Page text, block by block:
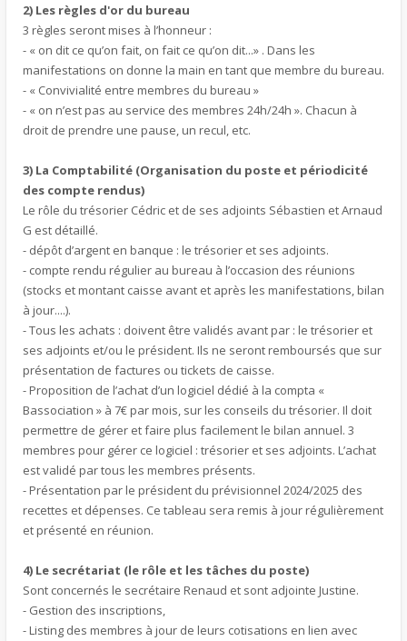
2) Les règles d'or du bureau
3 règles seront mises à l’honneur :
- « on dit ce qu’on fait, on fait ce qu’on dit...» . Dans les
manifestations on donne la main en tant que membre du bureau.
- « Convivialité entre membres du bureau »
- « on n’est pas au service des membres 24h/24h ». Chacun à
droit de prendre une pause, un recul, etc.
3) La Comptabilité (Organisation du poste et périodicité
des compte rendus)
Le rôle du trésorier Cédric et de ses adjoints Sébastien et Arnaud
G est détaillé.
- dépôt d’argent en banque : le trésorier et ses adjoints.
- compte rendu régulier au bureau à l’occasion des réunions
(stocks et montant caisse avant et après les manifestations, bilan
à jour....).
- Tous les achats : doivent être validés avant par : le trésorier et
ses adjoints et/ou le président. Ils ne seront remboursés que sur
présentation de factures ou tickets de caisse.
- Proposition de l’achat d’un logiciel dédié à la compta «
Bassociation » à 7€ par mois, sur les conseils du trésorier. Il doit
permettre de gérer et faire plus facilement le bilan annuel. 3
membres pour gérer ce logiciel : trésorier et ses adjoints. L’achat
est validé par tous les membres présents.
- Présentation par le président du prévisionnel 2024/2025 des
recettes et dépenses. Ce tableau sera remis à jour régulièrement
et présenté en réunion.
4) Le secrétariat (le rôle et les tâches du poste)
Sont concernés le secrétaire Renaud et sont adjointe Justine.
- Gestion des inscriptions,
- Listing des membres à jour de leurs cotisations en lien avec